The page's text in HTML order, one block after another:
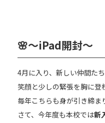
🌸〜iPad開封〜
4月に入り、新しい仲間た
笑顔と少しの緊張を胸に登
毎年こちらも身が引き締ま
さて、今年度も本校では新
各種書類